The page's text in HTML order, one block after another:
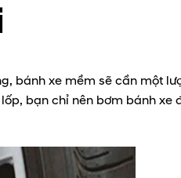
bánh xe mềm sẽ cần một
bạn chỉ nên bơm bánh xe